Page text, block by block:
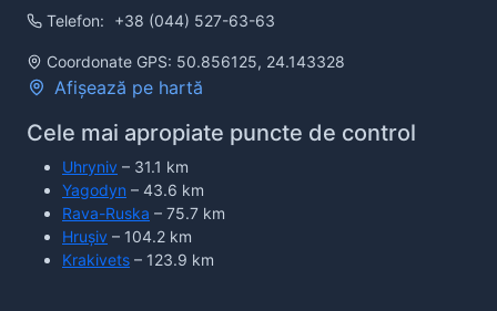
Telefon: +38 (044) 527-63-63
Coordonate GPS: 50.856125, 24.143328
Afișează pe hartă
Cele mai apropiate puncte de control
Uhryniv – 31.1 km
Yagodyn – 43.6 km
Rava-Ruska – 75.7 km
Hrușiv – 104.2 km
Krakivets – 123.9 km